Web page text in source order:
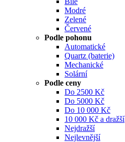
Modré
Zelené
Červené
Podle pohonu
Automatické
Quartz (baterie)
Mechanické
Solární
Podle ceny
Do 2500 Kč
Do 5000 Kč
Do 10 000 Kč
10 000 Kč a dražší
Nejdražší
Nejlevnější